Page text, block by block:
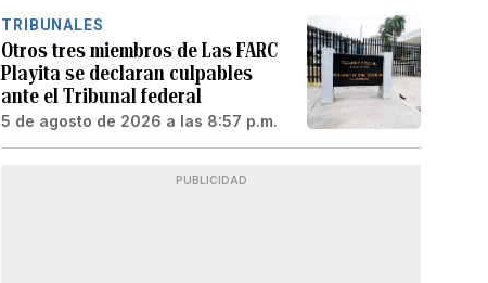
TRIBUNALES
Otros tres miembros de Las FARC
Playita se declaran culpables
ante el Tribunal federal
5 de agosto de 2026 a las 8:57 p.m.
PUBLICIDAD